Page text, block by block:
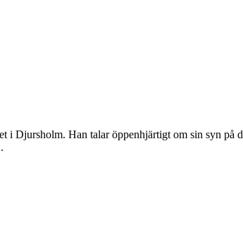
i Djursholm. Han talar öppenhjärtigt om sin syn